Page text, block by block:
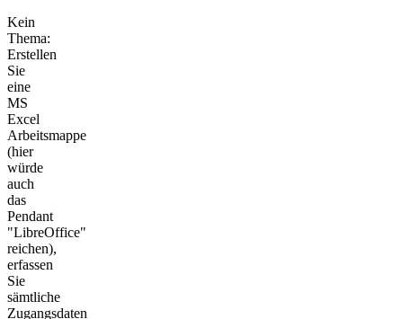
Kein
Thema:
Erstellen
Sie
eine
MS
Excel
Arbeitsmappe
(hier
würde
auch
das
Pendant
"LibreOffice"
reichen),
erfassen
Sie
sämtliche
Zugangsdaten